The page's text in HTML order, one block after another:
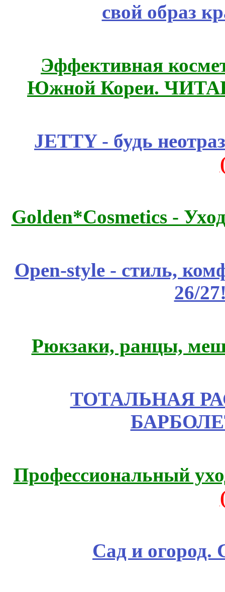
свой образ
Эффективная
Южной Кореи.
JETTY - будь
Golden*Cosmetics -
Open-style - стиль,
26/
Рюкзаки, ранцы,
ТОТАЛЬНАЯ
Профессиональный
Сад и огород.